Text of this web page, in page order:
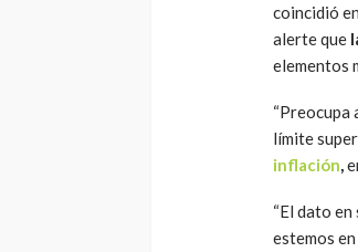
coincidió
alerte que
elementos
“Preocupa
límite
inflación,
“El dato
estemos en